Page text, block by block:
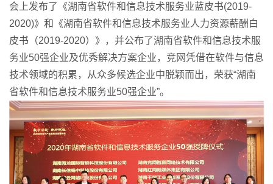
会上发布了《湖南省软件和信息技术服务业蓝皮书(2019-
2020)》和《湖南省软件和信息技术服务业人力资源薪酬白
皮书（2019-2020）》，并公布了湖南省软件和信息技术服
务业50强企业及优秀解决方案企业，竞网凭借在软件与信息
技术领域的积累，从众多候选企业中脱颖而出，荣获“湖南
省软件和信息技术服务业50强企业”。